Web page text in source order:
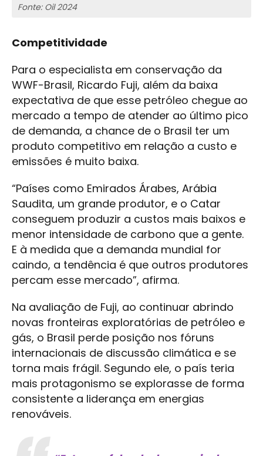
Fonte: Oil 2024
Competitividade
Para o especialista em conservação da
WWF-Brasil, Ricardo Fuji, além da baixa
expectativa de que esse petróleo chegue ao
mercado a tempo de atender ao último pico
de demanda, a chance de o Brasil ter um
produto competitivo em relação a custo e
emissões é muito baixa.
“Países como Emirados Árabes, Arábia
Saudita, um grande produtor, e o Catar
conseguem produzir a custos mais baixos e
menor intensidade de carbono que a gente.
E à medida que a demanda mundial for
caindo, a tendência é que outros produtores
percam esse mercado”, afirma.
Na avaliação de Fuji, ao continuar abrindo
novas fronteiras exploratórias de petróleo e
gás, o Brasil perde posição nos fóruns
internacionais de discussão climática e se
torna mais frágil. Segundo ele, o país teria
mais protagonismo se explorasse de forma
consistente a liderança em energias
renováveis.